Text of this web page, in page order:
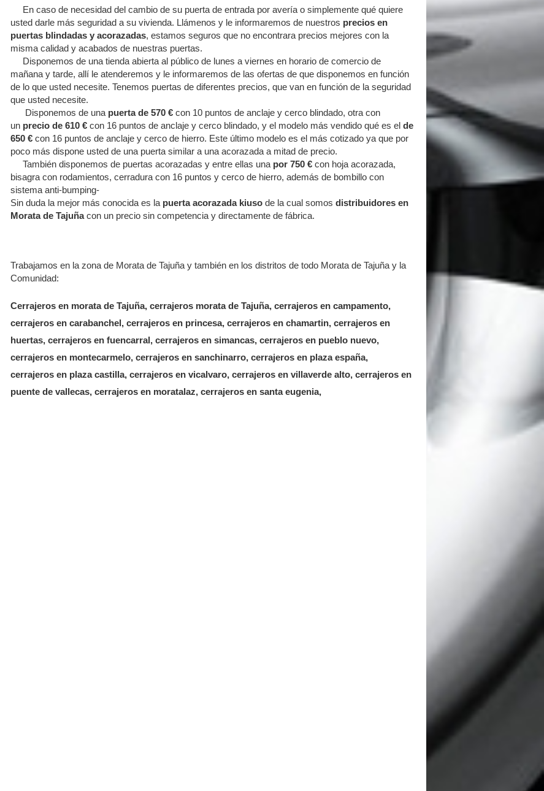
En caso de necesidad del cambio de su puerta de entrada por avería o simplemente qué quiere
usted darle más seguridad a su vivienda. Llámenos y le informaremos de nuestros precios en
puertas blindadas y acorazadas, estamos seguros que no encontrara precios mejores con la
misma calidad y acabados de nuestras puertas.
Disponemos de una tienda abierta al público de lunes a viernes en horario de comercio de
mañana y tarde, allí le atenderemos y le informaremos de las ofertas de que disponemos en función
de lo que usted necesite. Tenemos puertas de diferentes precios, que van en función de la seguridad
que usted necesite.
Disponemos de una puerta de 570 € con 10 puntos de anclaje y cerco blindado, otra con
un precio de 610 € con 16 puntos de anclaje y cerco blindado, y el modelo más vendido qué es elde
650 € con 16 puntos de anclaje y cerco de hierro. Este último modelo es el más cotizado ya que por
poco más dispone usted de una puerta similar a una acorazada a mitad de precio.
También disponemos de puertas acorazadas y entre ellas una por 750 € con hoja acorazada,
bisagra con rodamientos, cerradura con 16 puntos y cerco de hierro, además de bombillo con
sistema anti-bumping-
Sin duda la mejor más conocida es la puerta acorazada kiuso de la cual somosdistribuidores en
Morata de Tajuñacon un precio sin competencia y directamente de fábrica.
Trabajamos en la zona de Morata de Tajuña y también en los distritos de todo Morata de Tajuña y la
Comunidad:
Cerrajeros en morata de Tajuña, cerrajeros morata de Tajuña, cerrajeros en campamento,
cerrajeros en carabanchel, cerrajeros en princesa, cerrajeros en chamartin, cerrajeros en
huertas, cerrajeros en fuencarral, cerrajeros en simancas, cerrajeros en pueblo nuevo,
cerrajeros en montecarmelo, cerrajeros en sanchinarro, cerrajeros en plaza españa,
cerrajeros en plaza castilla, cerrajeros en vicalvaro, cerrajeros en villaverde alto, cerrajeros en
puente de vallecas, cerrajeros en moratalaz, cerrajeros en santa eugenia,